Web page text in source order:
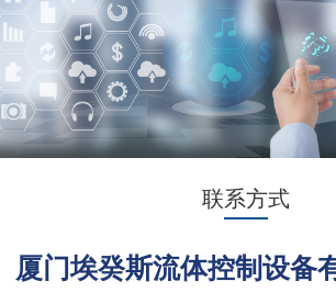
联系方式
厦门埃癸斯流体控制设备